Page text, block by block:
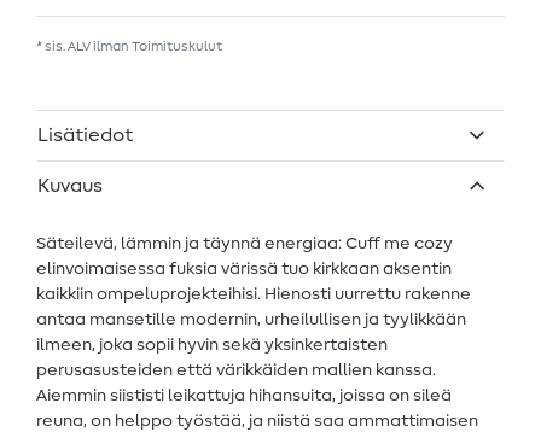
* sis. ALV ilman Toimituskulut
Lisätiedot
Kuvaus
Säteilevä, lämmin ja täynnä energiaa: Cuff me cozy
elinvoimaisessa fuksia värissä tuo kirkkaan aksentin
kaikkiin ompeluprojekteihisi. Hienosti uurrettu rakenne
antaa mansetille modernin, urheilullisen ja tyylikkään
ilmeen, joka sopii hyvin sekä yksinkertaisten
perusasusteiden että värikkäiden mallien kanssa.
Aiemmin siististi leikattuja hihansuita, joissa on sileä
reuna, on helppo työstää, ja niistä saa ammattimaisen